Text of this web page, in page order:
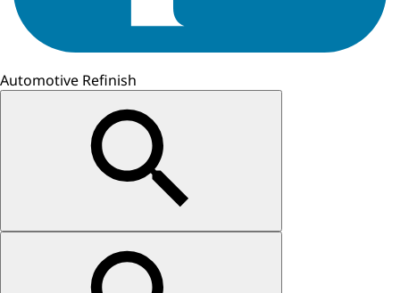
Automotive Refinish